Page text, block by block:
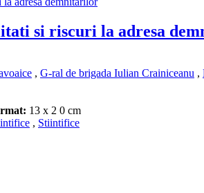
si riscuri la adresa
, G-ral de brigada Iulian Crainiceanu ,
13 x 2 0 cm
, Stiintifice